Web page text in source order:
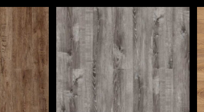
Royce
Sense
SE711
Бланко
(Рейтинг
цен)